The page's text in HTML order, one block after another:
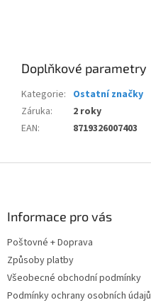
Doplňkové parametry
Kategorie: Ostatní značky
Záruka:
2 roky
EAN: 8719326007403
Informace pro vás
Poštovné + Doprava
Způsoby platby
Všeobecné obchodní podmínky
Podmínky ochrany osobních údajů